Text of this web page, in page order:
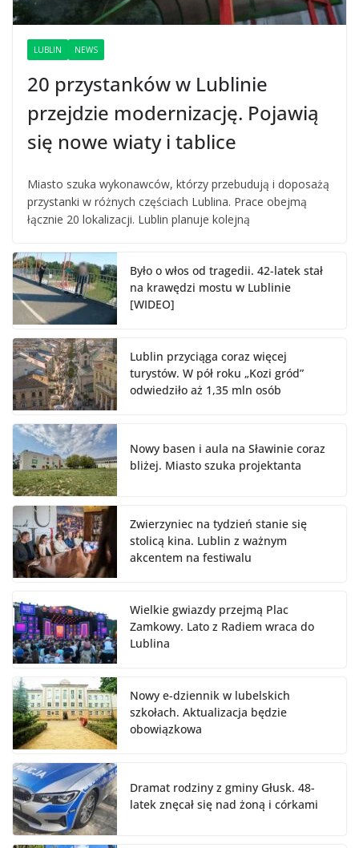
LUBLIN NEWS
20 przystanków w Lublinie
przejdzie modernizację. Pojawią
się nowe wiaty i tablice
Miasto szuka wykonawców, którzy przebudują i doposażą
przystanki w różnych częściach Lublina. Prace obejmą
łącznie 20 lokalizacji. Lublin planuje kolejną
Było o włos od tragedii. 42-latek stał
na krawędzi mostu w Lublinie
[WIDEO]
Lublin przyciąga coraz więcej
turystów. W pół roku „Kozi gród”
odwiedziło aż 1,35 mln osób
Nowy basen i aula na Sławinie coraz
bliżej. Miasto szuka projektanta
Zwierzyniec na tydzień stanie się
stolicą kina. Lublin z ważnym
akcentem na festiwalu
Wielkie gwiazdy przejmą Plac
Zamkowy. Lato z Radiem wraca do
Lublina
Nowy e-dziennik w lubelskich
szkołach. Aktualizacja będzie
obowiązkowa
Dramat rodziny z gminy Głusk. 48-
latek znęcał się nad żoną i córkami